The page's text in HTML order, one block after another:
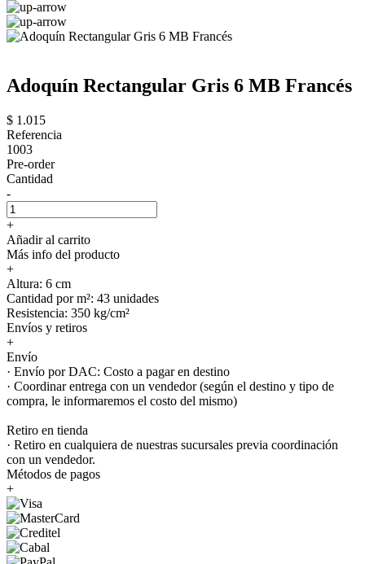
Adoquín Rectangular Gris 6 MB Francés
$ 1.015
Referencia
1003
Pre-order
Cantidad
-
+
Añadir al carrito
Más info del producto
+
Altura: 6 cm
Cantidad por m²: 43 unidades
Resistencia: 350 kg/cm²
Envíos y retiros
+
Envío
· Envío por DAC: Costo a pagar en destino
· Coordinar entrega con un vendedor (según el destino y tipo de
compra, le informaremos el costo del mismo)
Retiro en tienda
· Retiro en cualquiera de nuestras sucursales previa coordinación
con un vendedor.
Métodos de pagos
+